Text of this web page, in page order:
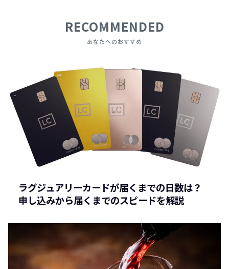
RECOMMENDED
あなたへのおすすめ
ラグジュアリーカードが届くまでの日数は？
申し込みから届くまでのスピードを解説